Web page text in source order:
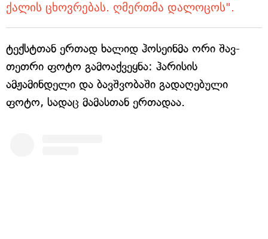
ქალის ცხოვრებას. ღმერთმა დალოცოს".
ტექსტთან ერთად ხალიდ ჰოსეინმა ორი შავ-
თეთრი ფოტო გამოაქვეყნა: ჰარისის
ამჟამინდელი და ბავშვობაში გადაღებული
ფოტო, სადაც მამასთან ერთადაა.